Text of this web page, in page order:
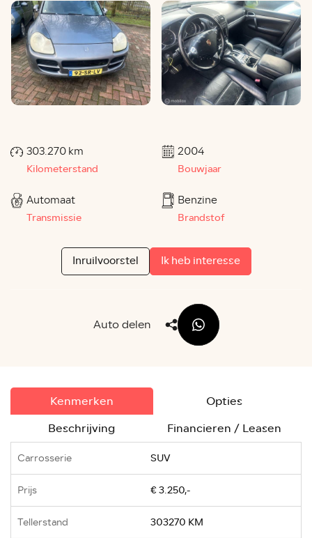
303.270 km
Kilometerstand
2004
Bouwjaar
Automaat
Transmissie
Benzine
Brandstof
Inruilvoorstel Ik heb interesse
Auto delen
Kenmerken
Opties
Beschrijving
Financieren / Leasen
Carrosserie SUV
Prijs € 3.250,-
Tellerstand 303270 KM